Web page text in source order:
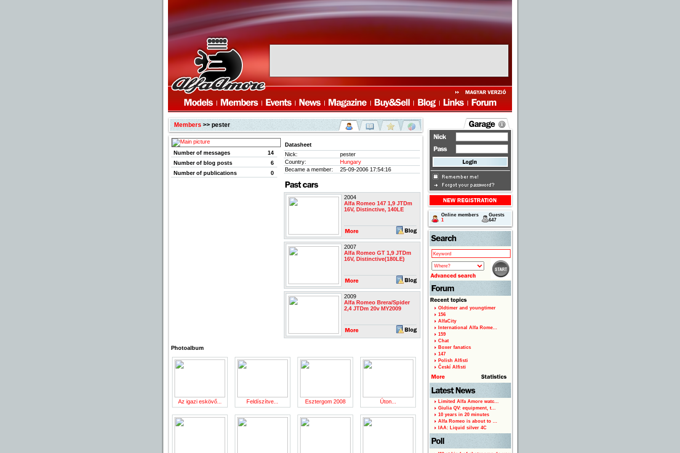
Members>> pester
Number of messages
14
Number of blog posts
6
Number of publications
0
Datasheet
Nick:
pester
Country:
Hungary
Became a member:
25-09-2006 17:54:16
2004
Alfa Romeo 147 1,9 JTDm
16V, Distinctive, 140LE
2007
Alfa Romeo GT 1,9 JTDm
16V, Distinctive(180LE)
2009
Alfa Romeo Brera/Spider
2,4 JTDm 20v MY2009
Photoalbum
Az igazi eskövő... Feldíszítve... Esztergom 2008 Úton...
Online members
1
Guests
647
Oldtimer and youngtimer
156
AlfaCity
International Alfa Rome...
159
Chat
Boxer fanatics
147
Polish Alfisti
Českí Alfisti
Limited Alfa Amore watc...
Giulia QV: equipment, t...
10 years in 20 minutes
Alfa Romeo is about to ...
IAA: Liquid silver 4C